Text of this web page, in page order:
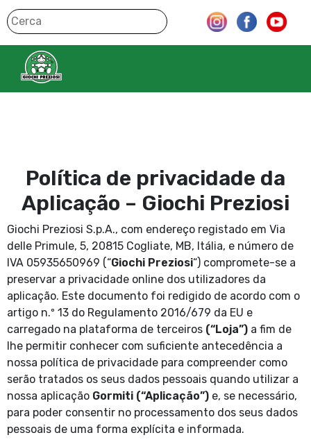
Política de privacidade da
Aplicação – Giochi Preziosi
Giochi Preziosi S.p.A., com endereço registado em Via
delle Primule, 5, 20815 Cogliate, MB, Itália, e número de
IVA 05935650969 (“Giochi Preziosi“) compromete-se a
preservar a privacidade online dos utilizadores da
aplicação. Este documento foi redigido de acordo com o
artigo n.º 13 do Regulamento 2016/679 da EU e
carregado na plataforma de terceiros (“Loja”) a fim de
lhe permitir conhecer com suficiente antecedência a
nossa política de privacidade para compreender como
serão tratados os seus dados pessoais quando utilizar a
nossa aplicação Gormiti (“Aplicação”) e, se necessário,
para poder consentir no processamento dos seus dados
pessoais de uma forma explícita e informada.